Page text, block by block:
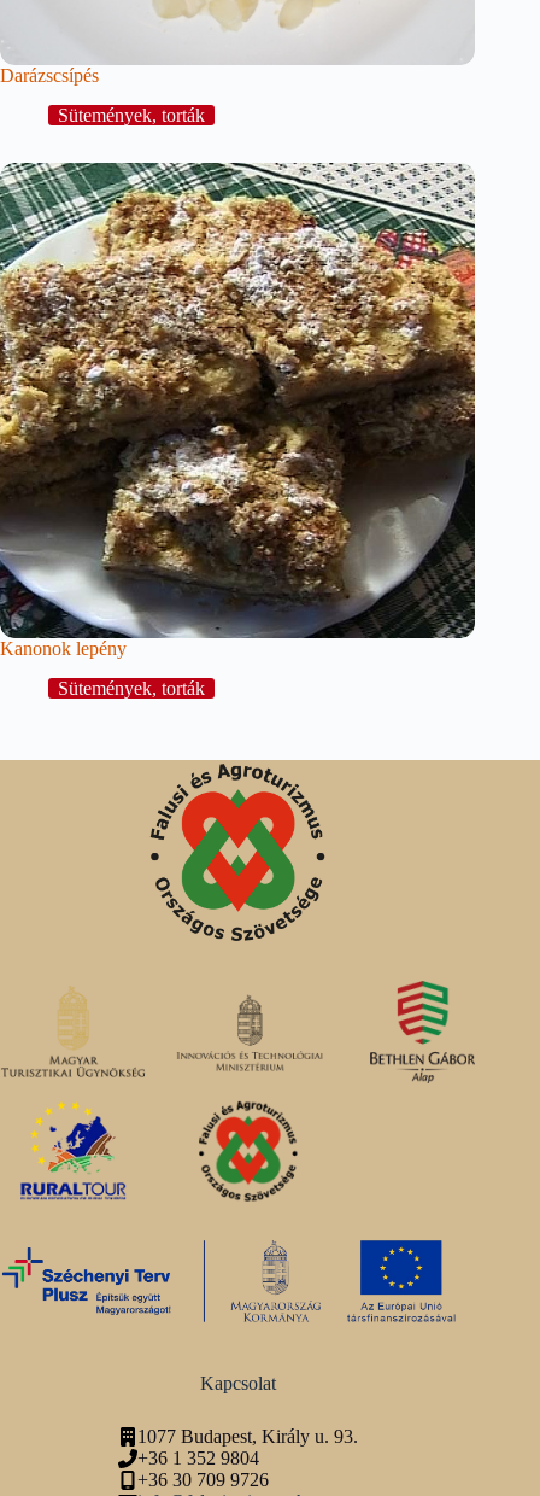
Darázscsípés
Sütemények, torták
Kanonok lepény
Sütemények, torták
Kapcsolat
1077 Budapest, Király u. 93.
+36 1 352 9804
+36 30 709 9726